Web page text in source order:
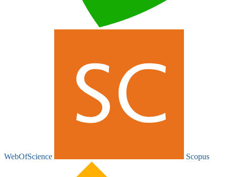
WebOfScience Scopus